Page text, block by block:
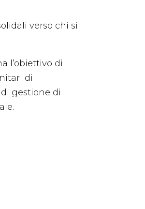
verso chi si
l’obiettivo di
di
gestione di